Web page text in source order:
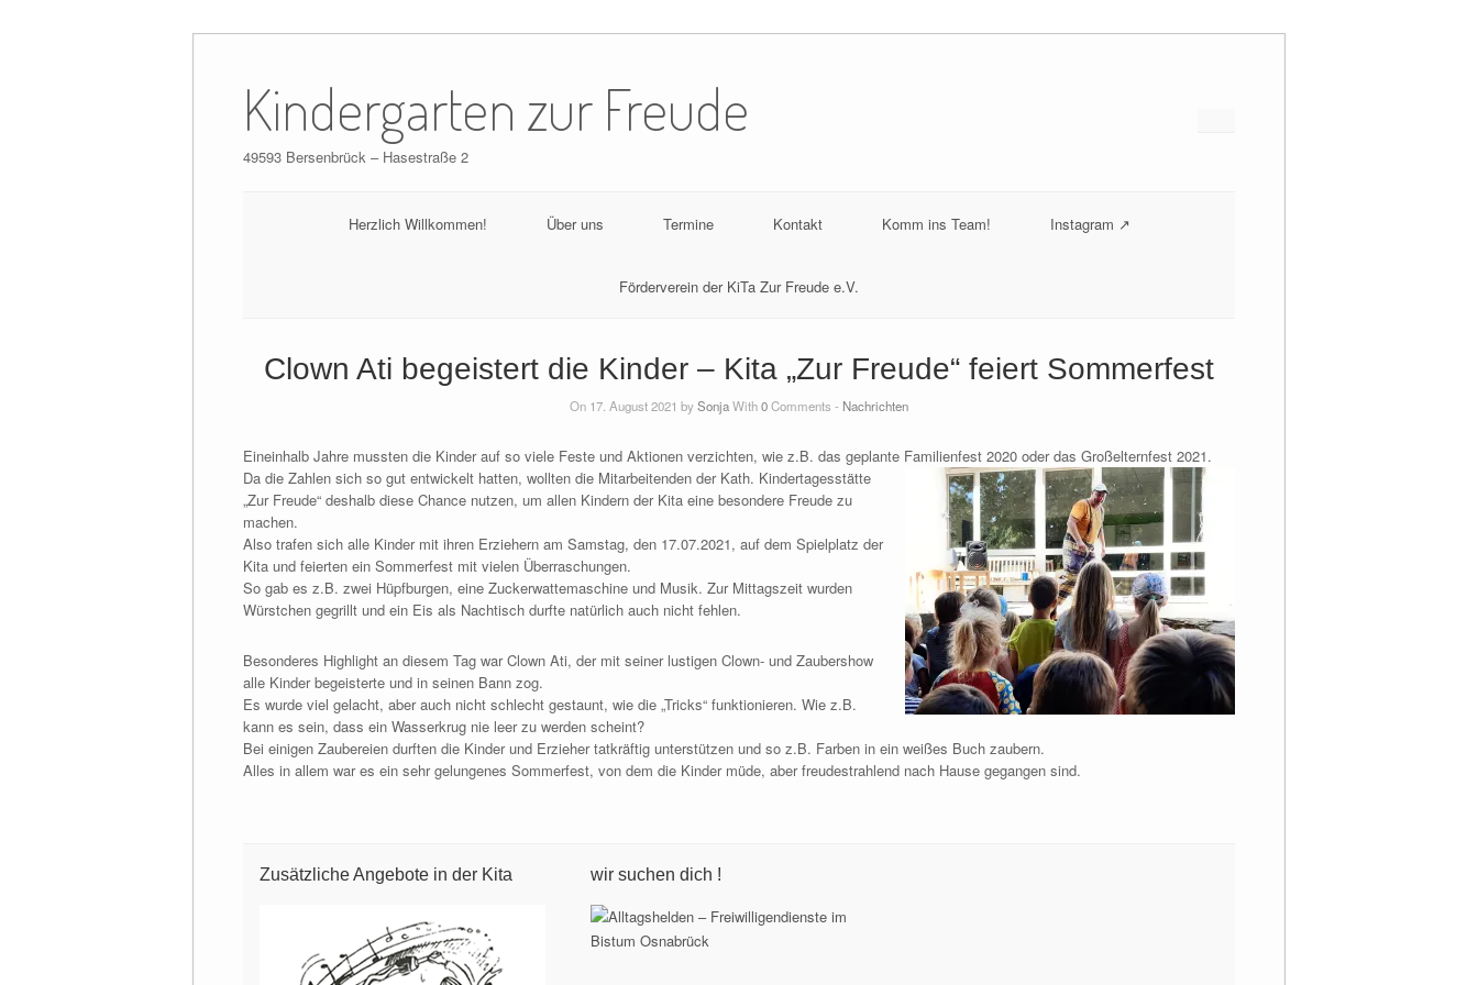
content
Kindergarten zur Freude
49593 Bersenbrück – Hasestraße 2
Herzlich Willkommen! Über uns Termine Kontakt Komm ins Team! Instagram ↗
Förderverein der KiTa Zur Freude e.V.
Clown Ati begeistert die Kinder – Kita „Zur Freude“ feiert Sommerfest
On 17. August 2021 bySonjaWith0Comments - Nachrichten
Eineinhalb Jahre mussten die Kinder auf so viele Feste und Aktionen verzichten, wie z.B. das geplante Familienfest 2020 oder das Großelternfest 2021.
Da die Zahlen sich so gut entwickelt hatten, wollten die Mitarbeitenden der Kath. Kindertagesstätte
„Zur Freude“ deshalb diese Chance nutzen, um allen Kindern der Kita eine besondere Freude zu
machen.
Also trafen sich alle Kinder mit ihren Erziehern am Samstag, den 17.07.2021, auf dem Spielplatz der
Kita und feierten ein Sommerfest mit vielen Überraschungen.
So gab es z.B. zwei Hüpfburgen, eine Zuckerwattemaschine und Musik. Zur Mittagszeit wurden
Würstchen gegrillt und ein Eis als Nachtisch durfte natürlich auch nicht fehlen.
Besonderes Highlight an diesem Tag war Clown Ati, der mit seiner lustigen Clown- und Zaubershow
alle Kinder begeisterte und in seinen Bann zog.
Es wurde viel gelacht, aber auch nicht schlecht gestaunt, wie die „Tricks“ funktionieren. Wie z.B.
kann es sein, dass ein Wasserkrug nie leer zu werden scheint?
Bei einigen Zaubereien durften die Kinder und Erzieher tatkräftig unterstützen und so z.B. Farben in ein weißes Buch zaubern.
Alles in allem war es ein sehr gelungenes Sommerfest, von dem die Kinder müde, aber freudestrahlend nach Hause gegangen sind.
Zusätzliche Angebote in der Kita wir suchen dich !